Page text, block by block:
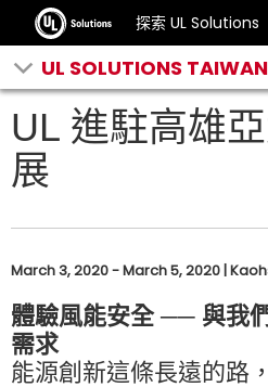
探索 UL Solutions
UL SOLUTIONS TAIWAN
UL 進駐高雄
展
March 3, 2020 - March 5, 2020 |
體驗風能安全 ── 與我
需求
能源創新這條長遠的路